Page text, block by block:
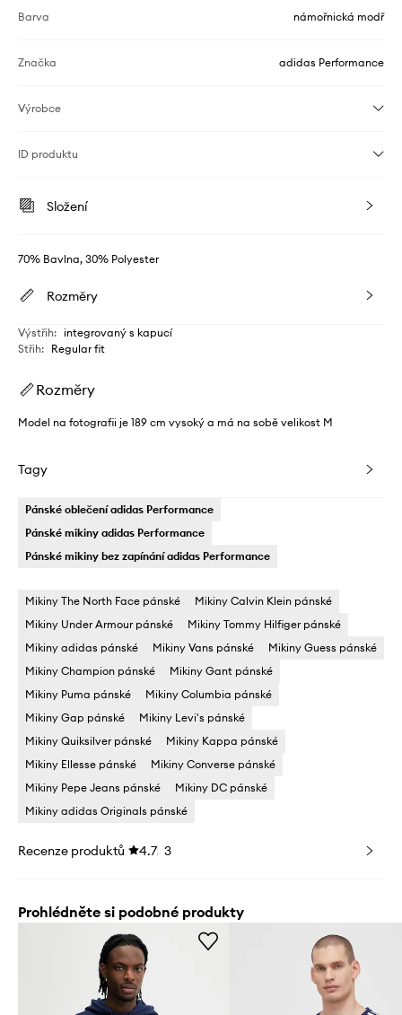
Barva námořnická modř
Značka adidas Performance
Výrobce
ID produktu
Složení
70% Bavlna, 30% Polyester
Rozměry
Výstřih: integrovaný s kapucí
Střih: Regular fit
Rozměry
Model na fotografii je 189 cm vysoký a má na sobě velikost M
Tagy
Pánské oblečení adidas Performance
Pánské mikiny adidas Performance
Pánské mikiny bez zapínání adidas Performance
Mikiny The North Face pánské
Mikiny Calvin Klein pánské
Mikiny Under Armour pánské
Mikiny Tommy Hilfiger pánské
Mikiny adidas pánské
Mikiny Vans pánské
Mikiny Guess pánské
Mikiny Champion pánské
Mikiny Gant pánské
Mikiny Puma pánské
Mikiny Columbia pánské
Mikiny Gap pánské
Mikiny Levi's pánské
Mikiny Quiksilver pánské
Mikiny Kappa pánské
Mikiny Ellesse pánské
Mikiny Converse pánské
Mikiny Pepe Jeans pánské
Mikiny DC pánské
Mikiny adidas Originals pánské
Recenze produktů 4.7 3
Prohlédněte si podobné produkty